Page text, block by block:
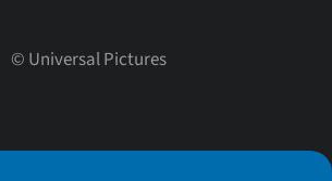
© Universal Pictures